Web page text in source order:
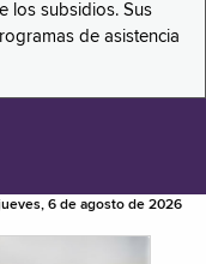
los subsidios. Sus
de asistencia
6 de agosto de 2026